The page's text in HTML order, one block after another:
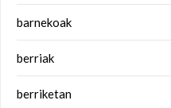
barnekoak
berriak
berriketan